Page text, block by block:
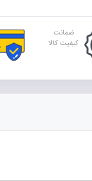
ضمانت
کیفیت کالا